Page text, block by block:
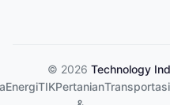
© 2026 Technology
EnergiTIKPertanianTransportasi